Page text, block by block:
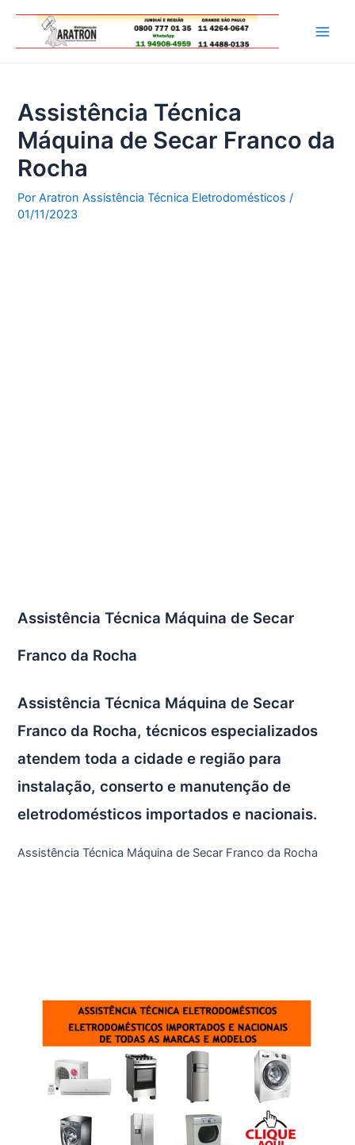
Assistência Técnica
Máquina de Secar Franco da
Rocha
PorAratron Assistência Técnica Eletrodomésticos/
01/11/2023
Assistência Técnica Máquina de Secar
Franco da Rocha
Assistência Técnica Máquina de Secar
Franco da Rocha, técnicos especializados
atendem toda a cidade e região para
instalação, conserto e manutenção de
eletrodomésticos importados e nacionais.
Assistência Técnica Máquina de Secar Franco da Rocha